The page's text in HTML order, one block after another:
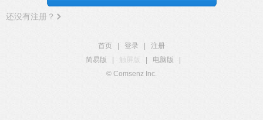
还没有注册？
首页 登录
注册
简易版
触屏版 电脑版
© Comsenz Inc.